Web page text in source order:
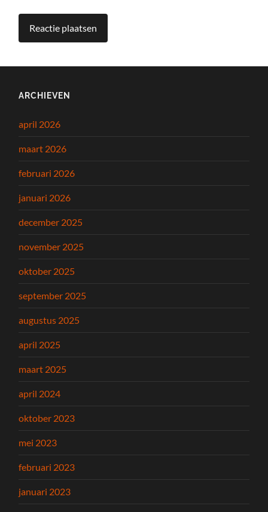
ARCHIEVEN
april 2026
maart 2026
februari 2026
januari 2026
december 2025
november 2025
oktober 2025
september 2025
augustus 2025
april 2025
maart 2025
april 2024
oktober 2023
mei 2023
februari 2023
januari 2023